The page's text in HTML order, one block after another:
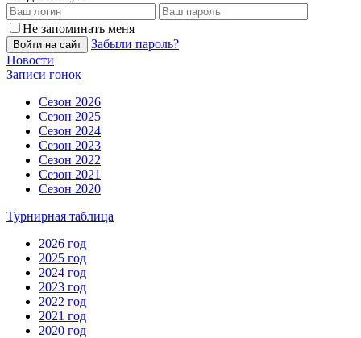
Не запоминать меня
Войти на сайт
Забыли пароль?
Новости
Записи гонок
Сезон 2026
Сезон 2025
Сезон 2024
Сезон 2023
Сезон 2022
Сезон 2021
Сезон 2020
Турнирная таблица
2026 год
2025 год
2024 год
2023 год
2022 год
2021 год
2020 год